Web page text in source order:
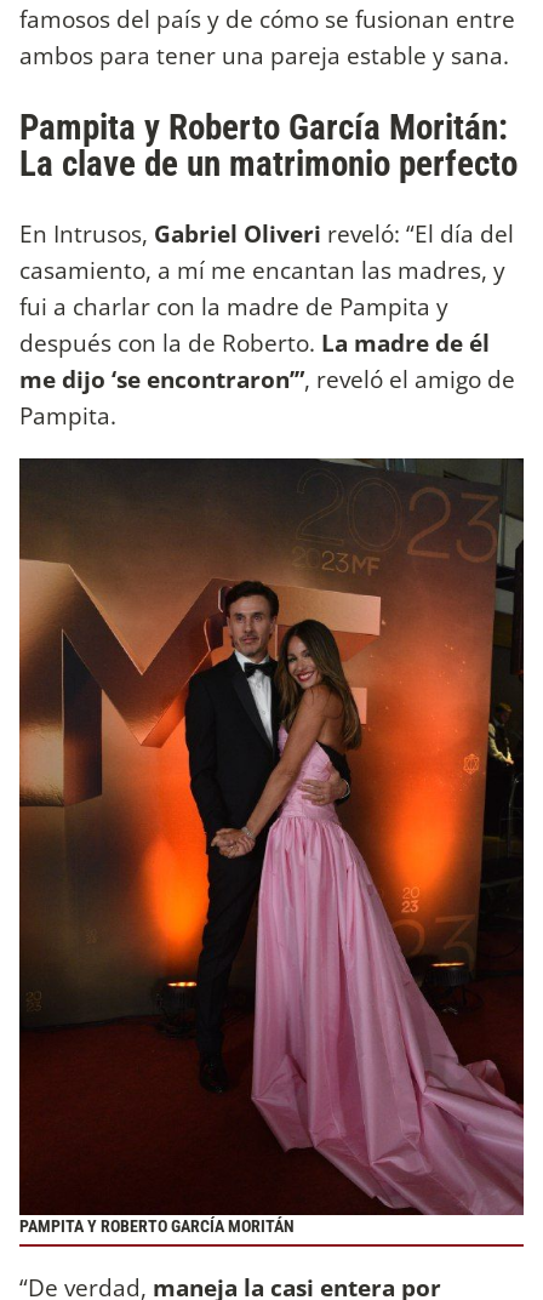
famosos del país y de cómo se fusionan entre
ambos para tener una pareja estable y sana.
Pampita y Roberto García Moritán:
La clave de un matrimonio perfecto
En Intrusos, Gabriel Oliveri reveló: “El día del
casamiento, a mí me encantan las madres, y
fui a charlar con la madre de Pampita y
después con la de Roberto. La madre de él
me dijo ‘se encontraron’”, reveló el amigo de
Pampita.
PAMPITA Y ROBERTO GARCÍA MORITÁN
“De verdad, maneja la casi entera por